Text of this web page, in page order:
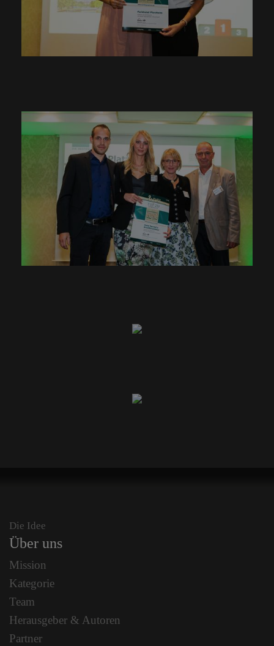
Die Idee
Über uns
Mission
Kategorie
Team
Herausgeber & Autoren
Partner